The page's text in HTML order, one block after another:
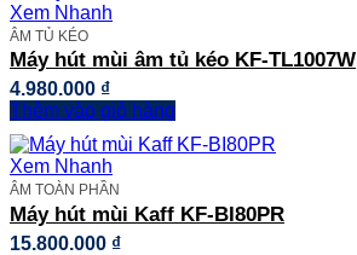
Xem Nhanh
ÂM TỦ KÉO
Máy hút mùi âm tủ kéo KF-TL1007W
4.980.000 ₫
Thêm vào giỏ hàng
Xem Nhanh
ÂM TOÀN PHẦN
Máy hút mùi Kaff KF-BI80PR
15.800.000 ₫